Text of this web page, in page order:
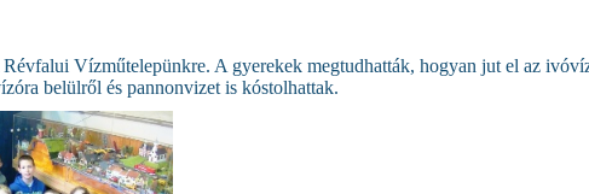
Vízműtelepünkre. A gyerekek megtudhatták, hogyan jut el az
belülről és pannonvizet is kóstolhattak.